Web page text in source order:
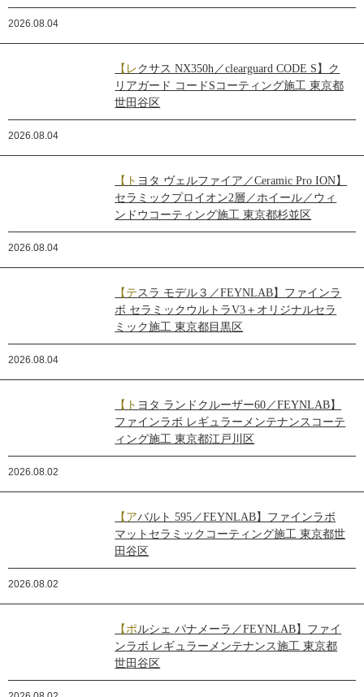
2026.08.04
【レクサス NX350h／clearguard CODE S】ク
リアガード コードSコーティング施工 東京都
世田谷区
2026.08.04
【トヨタ ヴェルファイア／Ceramic Pro ION】
セラミックプロイオン2層／ホイール／ウィ
ンドウコーティング施工 東京都杉並区
2026.08.04
【テスラ モデル３／FEYNLAB】ファインラ
ボ セラミックウルトラV3＋オリジナルセラ
ミック施工 東京都目黒区
2026.08.04
【トヨタ ランドクルーザー60／FEYNLAB】
ファインラボ レギュラーメンテナンスコーテ
ィング施工 東京都江戸川区
2026.08.02
【アバルト 595／FEYNLAB】ファインラボ
マットセラミックコーティング施工 東京都世
田谷区
2026.08.02
【ポルシェ パナメーラ／FEYNLAB】ファイ
ンラボ レギュラーメンテナンス施工 東京都
世田谷区